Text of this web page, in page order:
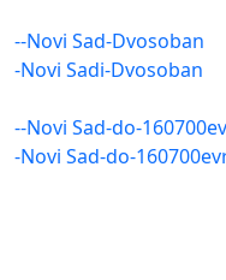
--Novi Sad-Dvosoban
-Novi Sadi-Dvosoban
--Novi Sad-do-
-Novi Sad-do-